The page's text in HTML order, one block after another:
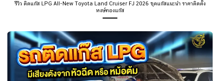
รีวิว ติดแก๊ส LPG All-New Toyota Land Cruiser FJ 2026 ชุดแก๊สแนะนำ ราคาติดตั้ง
หงษ์ทองแก๊ส